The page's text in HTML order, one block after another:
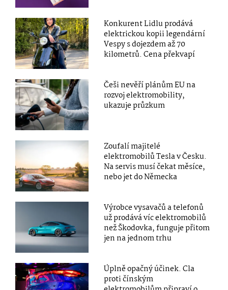
Konkurent Lidlu prodává
elektrickou kopii legendární
Vespy s dojezdem až 70
kilometrů. Cena překvapí
Češi nevěří plánům EU na
rozvoj elektromobility,
ukazuje průzkum
Zoufalí majitelé
elektromobilů Tesla v Česku.
Na servis musí čekat měsíce,
nebo jet do Německa
Výrobce vysavačů a telefonů
už prodává víc elektromobilů
než Škodovka, funguje přitom
jen na jednom trhu
Úplně opačný účinek. Cla
proti čínským